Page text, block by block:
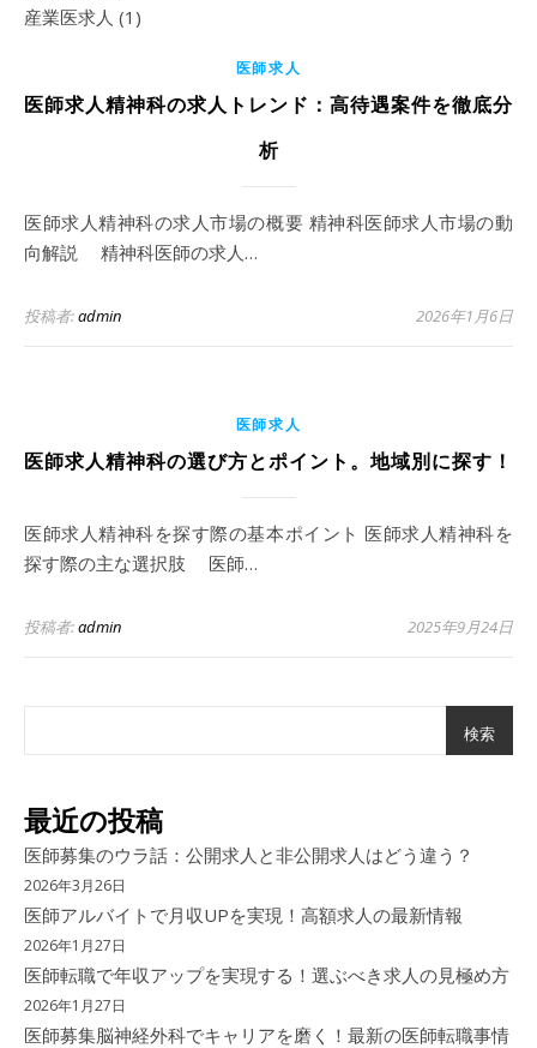
産業医求人 (1)
医師求人
医師求人精神科の求人トレンド：高待遇案件を徹底分
析
医師求人精神科の求人市場の概要 精神科医師求人市場の動
向解説 精神科医師の求人…
投稿者:admin 2026年1月6日
医師求人
医師求人精神科の選び方とポイント。地域別に探す！
医師求人精神科を探す際の基本ポイント 医師求人精神科を
探す際の主な選択肢 医師…
投稿者:admin 2025年9月24日
検索
最近の投稿
医師募集のウラ話：公開求人と非公開求人はどう違う？
2026年3月26日
医師アルバイトで月収UPを実現！高額求人の最新情報
2026年1月27日
医師転職で年収アップを実現する！選ぶべき求人の見極め方
2026年1月27日
医師募集脳神経外科でキャリアを磨く！最新の医師転職事情